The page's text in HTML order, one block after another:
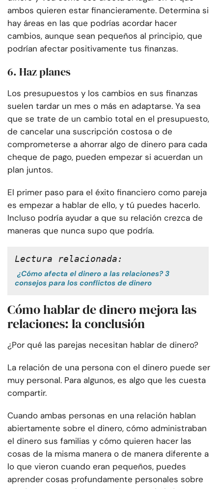
ambos quieren estar financieramente. Determina si
hay áreas en las que podrías acordar hacer
cambios, aunque sean pequeños al principio, que
podrían afectar positivamente tus finanzas.
6. Haz planes
Los presupuestos y los cambios en sus finanzas
suelen tardar un mes o más en adaptarse. Ya sea
que se trate de un cambio total en el presupuesto,
de cancelar una suscripción costosa o de
comprometerse a ahorrar algo de dinero para cada
cheque de pago, pueden empezar si acuerdan un
plan juntos.
El primer paso para el éxito financiero como pareja
es empezar a hablar de ello, y tú puedes hacerlo.
Incluso podría ayudar a que su relación crezca de
maneras que nunca supo que podría.
Lectura relacionada:
¿Cómo afecta el dinero a las relaciones? 3
consejos para los conflictos de dinero
Cómo hablar de dinero mejora las
relaciones: la conclusión
¿Por qué las parejas necesitan hablar de dinero?
La relación de una persona con el dinero puede ser
muy personal. Para algunos, es algo que les cuesta
compartir.
Cuando ambas personas en una relación hablan
abiertamente sobre el dinero, cómo administraban
el dinero sus familias y cómo quieren hacer las
cosas de la misma manera o de manera diferente a
lo que vieron cuando eran pequeños, puedes
aprender cosas profundamente personales sobre